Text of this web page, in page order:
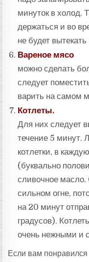
минуток в холод.
держаться и во
не будет
Вареное мясо
можно сделать
следует
варить на самом
Котлеты.
Для них следует
течение 5 минут.
котлетки, в
(буквально
сливочное масло.
сильном огне,
на 20 минут
градусов).
очень нежными и
Если вам